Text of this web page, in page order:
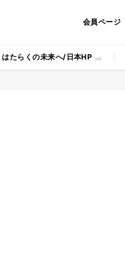
会員ページ
はたらくの未来へ/日本HP